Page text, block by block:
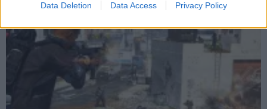
Data Deletion Data Access Privacy Policy